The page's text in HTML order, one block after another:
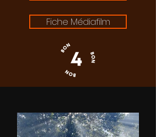
Fiche Médiafilm